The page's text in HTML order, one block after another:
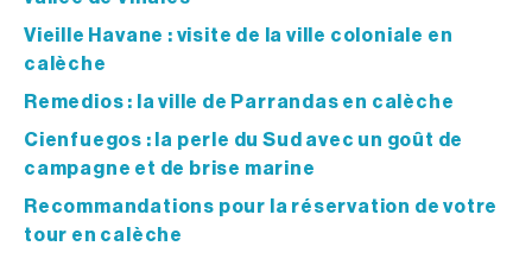
Vieille Havane : visite de la ville coloniale en
calèche
Remedios : la ville de Parrandas en calèche
Cienfuegos : la perle du Sud avec un goût de
campagne et de brise marine
Recommandations pour la réservation de votre
tour en calèche